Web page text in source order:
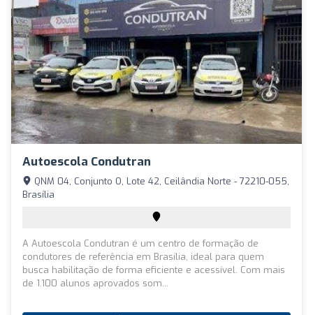
Autoescola Condutran
QNM 04, Conjunto O, Lote 42, Ceilândia Norte - 72210-055,
Brasília
A Autoescola Condutran é um centro de formação de
condutores de referência em Brasília, ideal para quem
busca habilitação de forma eficiente e acessível. Com mais
de 1.100 alunos aprovados som...